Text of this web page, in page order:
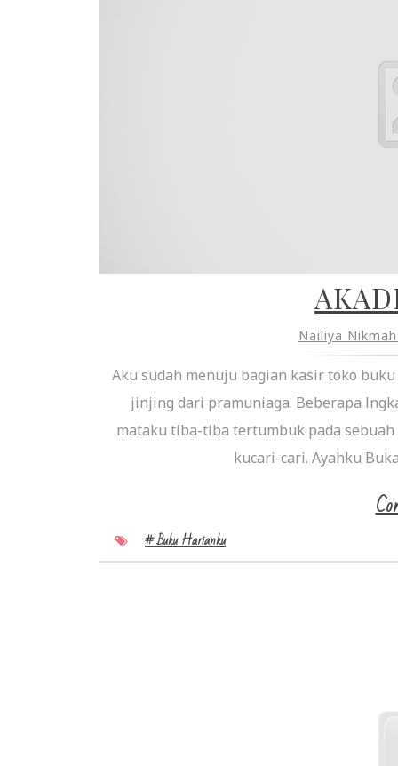
Nailiya
Aku sudah menuju bagian kasir toko
jinjing dari pramuniaga. Beberapa
mataku tiba-tiba tertumbuk pada
kucari-cari. Ayahku
# Buku Harianku